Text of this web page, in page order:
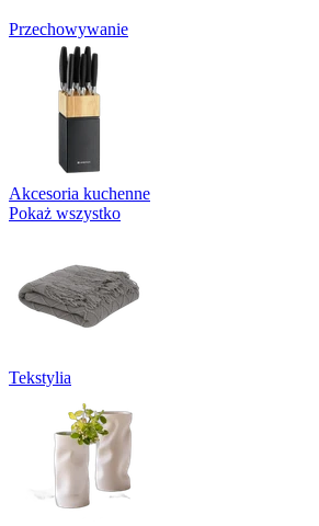
Przechowywanie
Akcesoria kuchenne
Pokaż wszystko
Tekstylia